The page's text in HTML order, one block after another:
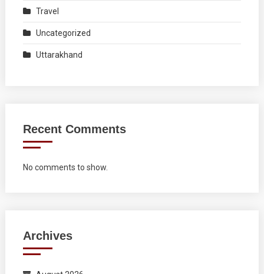
Travel
Uncategorized
Uttarakhand
Recent Comments
No comments to show.
Archives